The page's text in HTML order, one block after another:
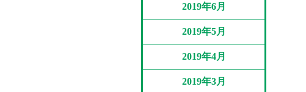
2019年6月
2019年5月
2019年4月
2019年3月